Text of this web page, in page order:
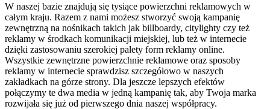
W naszej bazie znajdują się tysiące powierzchni reklamowych w
całym kraju. Razem z nami możesz stworzyć swoją kampanię
zewnętrzną na nośnikach takich jak billboardy, citylighty czy też
reklamy w środkach komunikacji miejskiej, lub też w internecie
dzięki zastosowaniu szerokiej palety form reklamy online.
Wszystkie zewnętrzne powierzchnie reklamowe oraz sposoby
reklamy w internecie sprawdzisz szczegółowo w naszych
zakładkach na górze strony. Dla jeszcze lepszych efektów
połączymy te dwa media w jedną kampanię tak, aby Twoja marka
rozwijała się już od pierwszego dnia naszej współpracy.